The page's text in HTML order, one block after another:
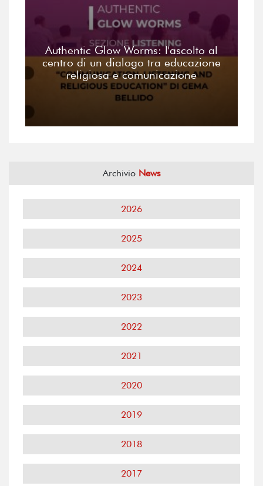
Authentic Glow Worms: l'ascolto al
centro di un dialogo tra educazione
religiosa e comunicazione
Archivio News
2026
2025
2024
2023
2022
2021
2020
2019
2018
2017